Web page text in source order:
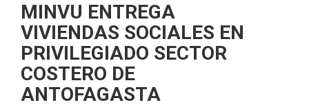
MINVU ENTREGA
VIVIENDAS SOCIALES EN
PRIVILEGIADO SECTOR
COSTERO DE
ANTOFAGASTA